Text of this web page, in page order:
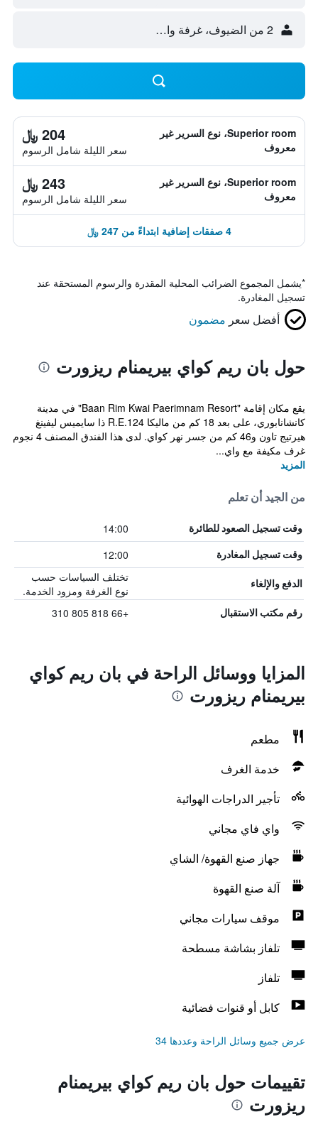
2 من الضيوف، غرفة واحدة
Superior room، نوع السرير غير
معروف
204 ﷼
سعر الليلة شامل الرسوم
Superior room، نوع السرير غير
معروف
243 ﷼
سعر الليلة شامل الرسوم
4 صفقات إضافية ابتداءً من 247 ﷼
*يشمل المجموع الضرائب المحلية المقدرة والرسوم المستحقة عند
تسجيل المغادرة.
أفضل سعر مضمون
حول بان ريم كواي بيريمنام ريزورت
يقع مكان إقامة "Baan Rim Kwai Paerimnam Resort" في مدينة
كانشانابوري، على بعد 18 كم من ماليكا R.E.124 ذا سايميس ليفينغ
هيرتيج تاون و46 كم من جسر نهر كواي. لدى هذا الفندق المصنف 4 نجوم
غرف مكيفة مع واي...
المزيد
من الجيد أن تعلم
وقت تسجيل الصعود للطائرة 14:00
وقت تسجيل المغادرة 12:00
الدفع والإلغاء
تختلف السياسات حسب
نوع الغرفة ومزود الخدمة.
رقم مكتب الاستقبال +66 818 805 310
المزايا ووسائل الراحة في بان ريم كواي
بيريمنام ريزورت
مطعم
خدمة الغرف
تأجير الدراجات الهوائية
واي فاي مجاني
جهاز صنع القهوة/ الشاي
آلة صنع القهوة
موقف سيارات مجاني
تلفاز بشاشة مسطحة
تلفاز
كابل أو قنوات فضائية
عرض جميع وسائل الراحة وعددها 34
تقييمات حول بان ريم كواي بيريمنام
ريزورت